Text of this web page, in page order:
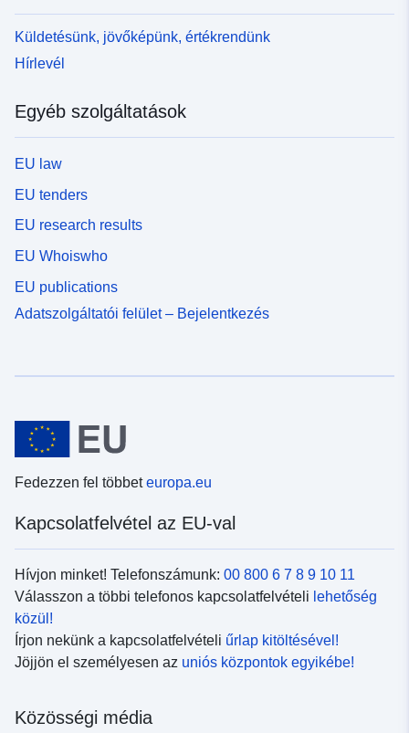
Küldetésünk, jövőképünk, értékrendünk
Hírlevél
Egyéb szolgáltatások
EU law
EU tenders
EU research results
EU Whoiswho
EU publications
Adatszolgáltatói felület – Bejelentkezés
Fedezzen fel többeteuropa.eu
Kapcsolatfelvétel az EU-val
Hívjon minket! Telefonszámunk: 00 800 6 7 8 9 10 11
Válasszon a többi telefonos kapcsolatfelvételi lehetőség
közül!
Írjon nekünk a kapcsolatfelvételi űrlap kitöltésével!
Jöjjön el személyesen az uniós központok egyikébe!
Közösségi média